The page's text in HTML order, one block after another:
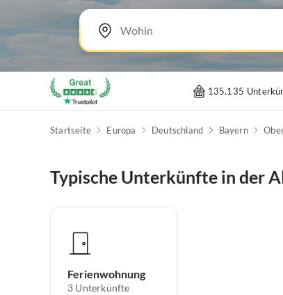
135.135
Startseite Europa Deutschland Bayern
Typische Unterkünfte in der
Ferienwohnung
3 Unterkünfte